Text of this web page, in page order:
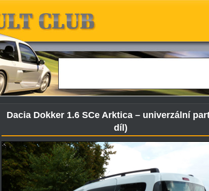
Dacia Dokker 1.6 SCe Arktica – univerzální
díl)